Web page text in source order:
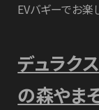
EVバギーでお楽
デュラク
の森やま